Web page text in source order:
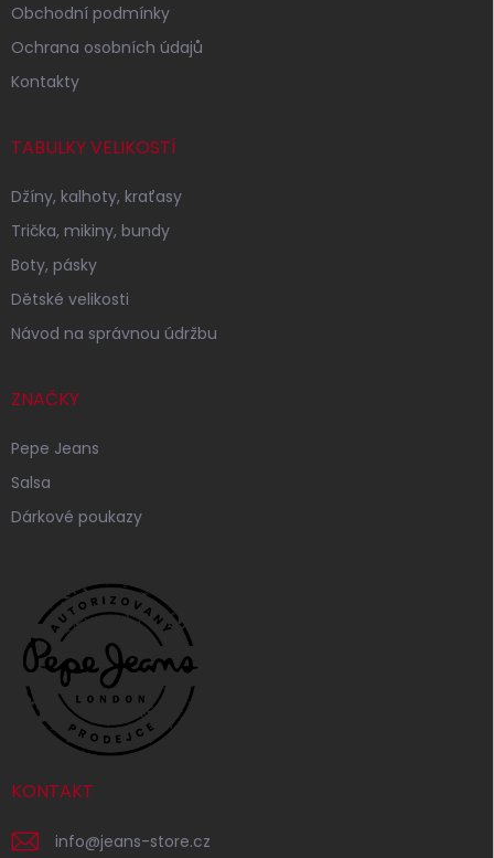
Obchodní podmínky
Ochrana osobních údajů
Kontakty
TABULKY VELIKOSTÍ
Džíny, kalhoty, kraťasy
Trička, mikiny, bundy
Boty, pásky
Dětské velikosti
Návod na správnou údržbu
ZNAČKY
Pepe Jeans
Salsa
Dárkové poukazy
KONTAKT
info@jeans-store.cz